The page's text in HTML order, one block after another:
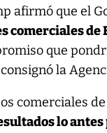
afirmó que el
comerciales de
que
la
comerciales
lo antes